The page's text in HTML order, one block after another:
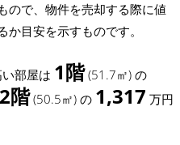
ので、物件を売却する際に値
目安を示すものです。
部屋は 1階(51.7㎡) の
2階(50.5㎡) の 1,317 万円